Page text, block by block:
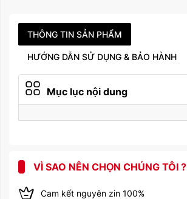
THÔNG TIN SẢN PHẨM
HƯỚNG DẪN SỬ DỤNG & BẢO HÀNH
Mục lục nội dung
VÌ SAO NÊN CHỌN CHÚNG TÔI ?
Cam kết nguyên zin 100%